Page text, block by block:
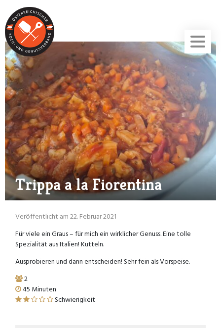
Trippa a la Fiorentina
Veröffentlicht am 22. Februar 2021
Für viele ein Graus – für mich ein wirklicher Genuss. Eine tolle
Spezialität aus Italien! Kutteln.
Ausprobieren und dann entscheiden! Sehr fein als Vorspeise.
2
45 Minuten
Schwierigkeit